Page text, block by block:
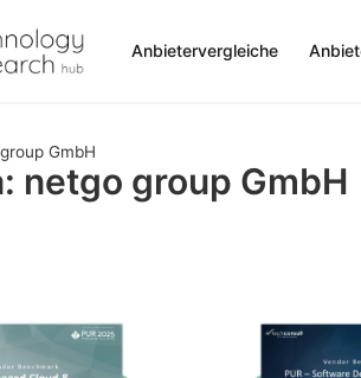
Anbietervergleiche
GmbH
netgo group GmbH